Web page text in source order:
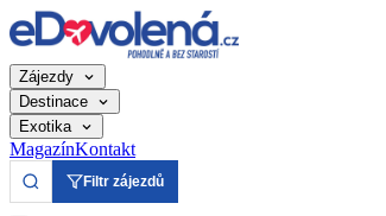
Zájezdy
Destinace
Exotika
MagazínKontakt
Filtr zájezdů